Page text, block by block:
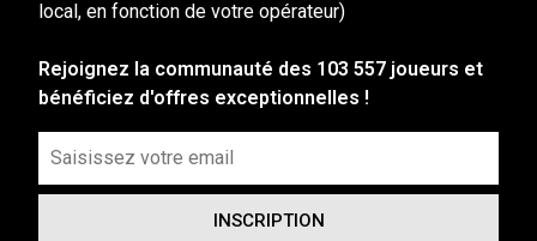
Rejoignez la communauté des 103 557 joueurs et
bénéficiez d'offres exceptionnelles !
local, en fonction de votre opérateur)